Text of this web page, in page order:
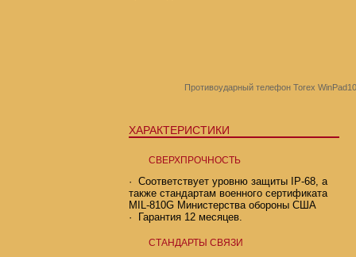
Противоударный телефон Torex WinPad10
ХАРАКТЕРИСТИКИ
СВЕРХПРОЧНОСТЬ
· Соответствует уровню защиты IP-68, а
также стандартам военного сертификата
MIL-810G Министерства обороны США
· Гарантия 12 месяцев.
СТАНДАРТЫ СВЯЗИ